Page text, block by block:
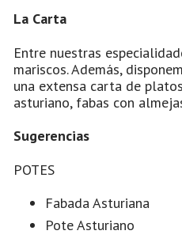
La Carta
Entre nuestras
mariscos. Además,
una extensa carta de
asturiano, fabas con
Sugerencias
POTES
Fabada Asturiana
Pote Asturiano